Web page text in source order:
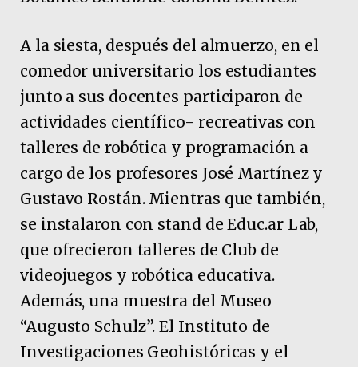
A la siesta, después del almuerzo, en el
comedor universitario los estudiantes
junto a sus docentes participaron de
actividades científico- recreativas con
talleres de robótica y programación a
cargo de los profesores José Martínez y
Gustavo Rostán. Mientras que también,
se instalaron con stand de Educ.ar Lab,
que ofrecieron talleres de Club de
videojuegos y robótica educativa.
Además, una muestra del Museo
“Augusto Schulz”. El Instituto de
Investigaciones Geohistóricas y el